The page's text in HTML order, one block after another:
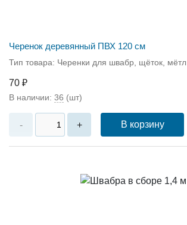
Черенок деревянный ПВХ 120 см
Тип товара: Черенки для швабр, щёток, мётл
70 ₽
В наличии: 36 (шт)
- + В корзину